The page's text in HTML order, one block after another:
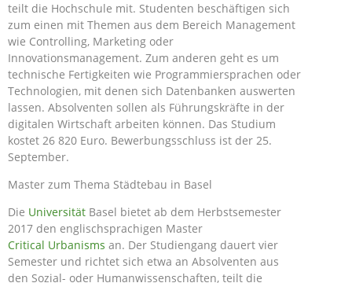
teilt die Hochschule mit. Studenten beschäftigen sich
zum einen mit Themen aus dem Bereich Management
wie Controlling, Marketing oder
Innovationsmanagement. Zum anderen geht es um
technische Fertigkeiten wie Programmiersprachen oder
Technologien, mit denen sich Datenbanken auswerten
lassen. Absolventen sollen als Führungskräfte in der
digitalen Wirtschaft arbeiten können. Das Studium
kostet 26 820 Euro. Bewerbungsschluss ist der 25.
September.
Master zum Thema Städtebau in Basel
Die Universität Basel bietet ab dem Herbstsemester
2017 den englischsprachigen Master
Critical Urbanisms an. Der Studiengang dauert vier
Semester und richtet sich etwa an Absolventen aus
den Sozial- oder Humanwissenschaften, teilt die